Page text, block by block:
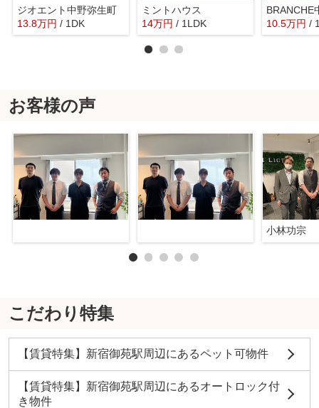
ジオエント中野弥生町
13.8万円 / 1DK
ミントハウス
14万円 / 1LDK
BRANCHE
10.5万円 /
お客様の声
小林功宗
こだわり特集
【賃貸特集】新宿御苑駅周辺にあるペット可物件
【賃貸特集】新宿御苑駅周辺にあるオートロック付
き物件